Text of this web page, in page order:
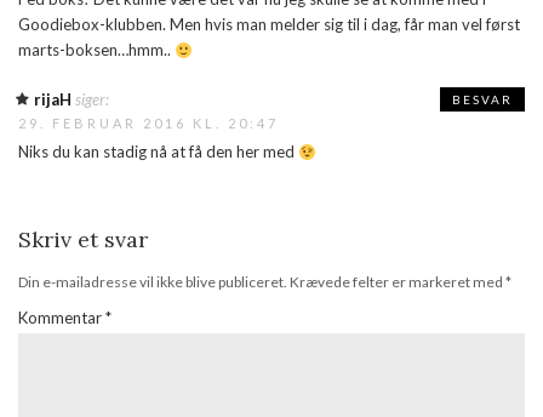
Goodiebox-klubben. Men hvis man melder sig til i dag, får man vel først
marts-boksen…hmm..
rijaH siger:
29. FEBRUAR 2016 KL. 20:47
Niks du kan stadig nå at få den her med
BESVAR
Skriv et svar
Din e-mailadresse vil ikke blive publiceret. Krævede felter er markeret med *
Kommentar*